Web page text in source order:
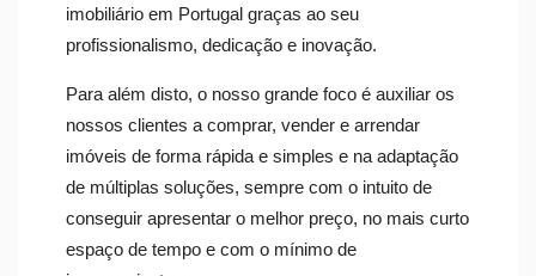
imobiliário em Portugal graças ao seu
profissionalismo, dedicação e inovação.
Para além disto, o nosso grande foco é auxiliar os
nossos clientes a comprar, vender e arrendar
imóveis de forma rápida e simples e na adaptação
de múltiplas soluções, sempre com o intuito de
conseguir apresentar o melhor preço, no mais curto
espaço de tempo e com o mínimo de